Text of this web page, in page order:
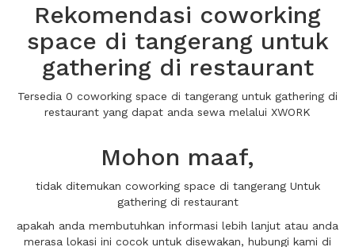
Rekomendasi coworking
space di tangerang untuk
gathering di restaurant
Tersedia 0 coworking space di tangerang untuk gathering di
restaurant yang dapat anda sewa melalui XWORK
Mohon maaf,
tidak ditemukan coworking space di tangerang Untuk
gathering di restaurant
apakah anda membutuhkan informasi lebih lanjut atau anda
merasa lokasi ini cocok untuk disewakan, hubungi kami di